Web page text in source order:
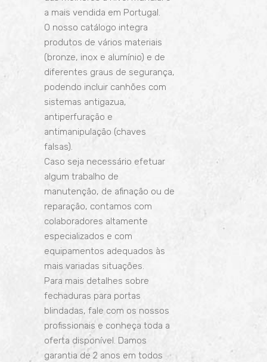
a mais vendida em Portugal.
O nosso catálogo integra
produtos de vários materiais
(bronze, inox e alumínio) e de
diferentes graus de segurança,
podendo incluir canhões com
sistemas antigazua,
antiperfuração e
antimanipulação (chaves
falsas).
Caso seja necessário efetuar
algum trabalho de
manutenção, de afinação ou de
reparação, contamos com
colaboradores altamente
especializados e com
equipamentos adequados às
mais variadas situações.
Para mais detalhes sobre
fechaduras para portas
blindadas, fale com os nossos
profissionais e conheça toda a
oferta disponível. Damos
garantia de 2 anos em todos